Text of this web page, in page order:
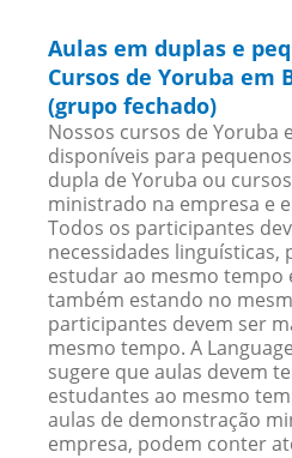
Aulas em duplas e
Cursos de Yoruba em
(grupo fechado)
Nossos cursos de Yoruba
disponíveis para
dupla de Yoruba ou
ministrado na empresa e
Todos os participantes
necessidades linguísticas,
estudar ao mesmo tempo
também estando no
participantes devem ser
mesmo tempo. A
sugere que aulas devem
estudantes ao mesmo
aulas de demonstração
empresa, podem conter